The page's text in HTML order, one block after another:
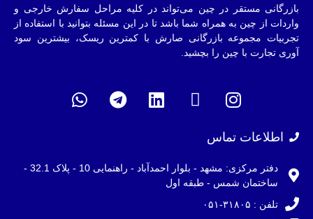
بازرگانی مستقر در چین می‌تواند در کلیه مراحل سفارش خارجی و
واردات از چین به همراه شما باشد تا در این مسئله بتوانید با استفاده از
تجربیات مجموعه بازرگانی صارش با کمترین ریسک، بیشترین سود
آوری تجارت با چین را بچشید.
اطلاعات تماس
دفتر مرکزی: مشهد - بلوار احمدآباد - راهنمایی 10 - پلاک 32.1 -
ساختمان شمس - طبقه اول
تلفن : ۳۱۸۰۵-۰۵۱